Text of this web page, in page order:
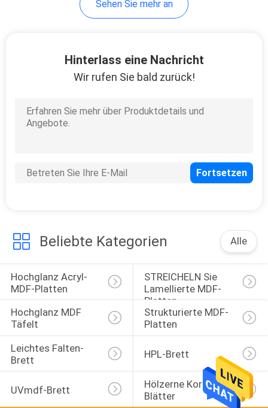
Mdf-Wände
Matt-HAUSTIER
Metall gebürstetes
HAUSTIER
lamellierte MDF-
Platten
4
Sehen Sie mehr an
Hinterlass eine Nachricht
Wir rufen Sie bald zurück!
Beliebte Kategorien Alle
Hochglanz Acryl-
MDF-Platten
STREICHELN Sie
Lamellierte MDF-
Platten
Hochglanz MDF
Täfelt
Strukturierte MDF-
Platten
Leichtes Falten-
Brett
HPL-Brett
UVmdf-Brett
Hölzerne Korn MDF-
Blätter